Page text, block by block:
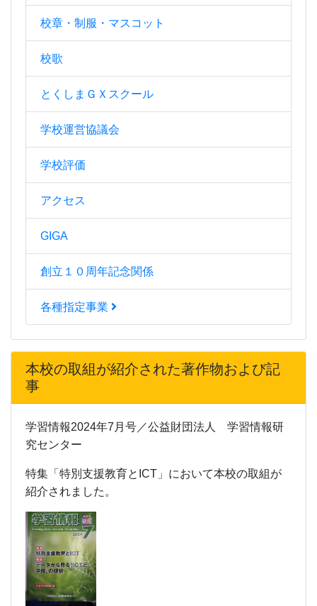
校章・制服・マスコット
校歌
とくしまＧＸスクール
学校運営協議会
学校評価
アクセス
GIGA
創立１０周年記念関係
各種指定事業
本校の取組が紹介された著作物および記
事
学習情報2024年7月号／公益財団法人 学習情報研
究センター
特集「特別支援教育とICT」において本校の取組が
紹介されました。